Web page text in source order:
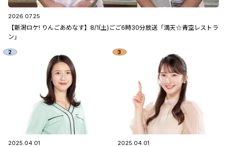
2026.07.25
【新潟ロケ! りんごあめなす】8/1(土)ごご6時30分放送「満天☆青空レストラ
ン」
2025.04.01 2025.04.01